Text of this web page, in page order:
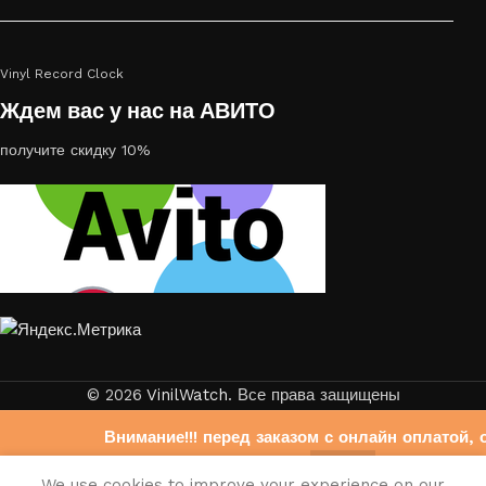
Внимание!!! перед заказом с онлайн оплатой,
Vinyl Record Clock
Ждем вас у нас на АВИТО
получите скидку 10%
© 2026 VinilWatch. Все права защищены